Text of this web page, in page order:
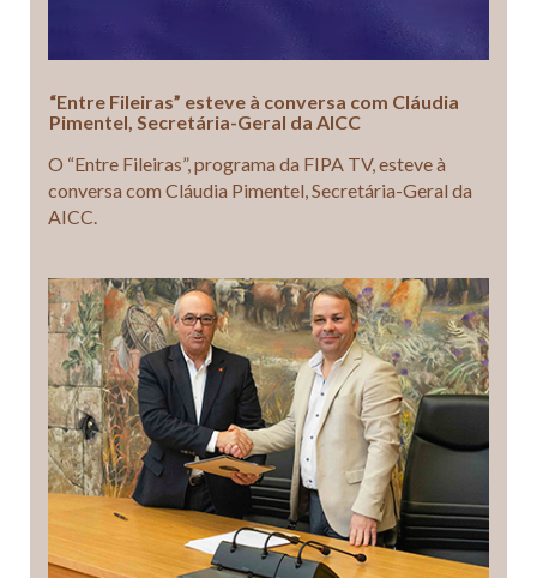
“Entre Fileiras” esteve à conversa com Cláudia
Pimentel, Secretária-Geral da AICC
O “Entre Fileiras”, programa da FIPA TV, esteve à
conversa com Cláudia Pimentel, Secretária-Geral da
AICC.